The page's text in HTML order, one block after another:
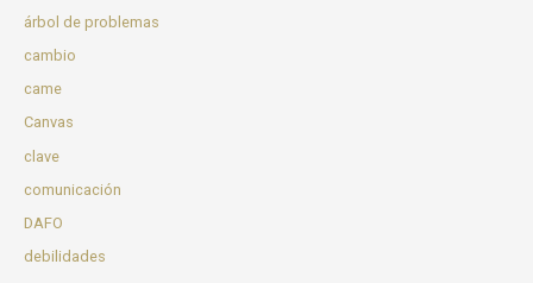
árbol de problemas
cambio
came
Canvas
clave
comunicación
DAFO
debilidades